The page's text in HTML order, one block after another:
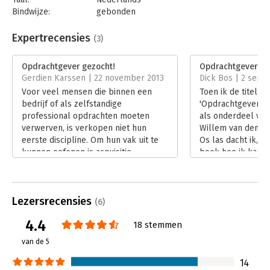
Bindwijze:
gebonden
Uitgever:
Uitgeverij Krokoboek
Verschijningsdatum:
Hoofdrubriek: Algemeen management
Expertrecensies (3)
Opdrachtgever gezocht!
Gerdien Karssen | 22 november 2013
Voor veel mensen die binnen een
bedrijf of als zelfstandige
professional opdrachten moeten
verwerven, is verkopen niet hun
eerste discipline. Om hun vak uit te
kunnen oefenen is acquisitie
gezocht' geven Jan Willem van den
praktische tips om bij nieuwe
potentiële klanten aan tafel te
prettige manier een koopgesprek te
Opdrachtgever
Dick Bos | 2
Toen ik de titel
'Opdrachtgever
als onderdeel
Willem van den
Os las dacht ik,
boek hoe ik kan
Lezersrecensies (6)
4.4
van de 5
18 stemmen
14